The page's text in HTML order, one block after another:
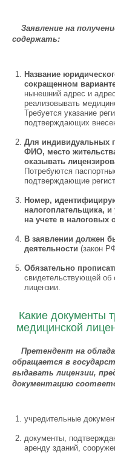
Заявление на
содержать:
Название
сокращенном
нынешний адрес и
реализовывать
Требуется указание
подтверждающих
Для индивидуальных
ФИО, место
оказывать
Потребуются
подтверждающие
Номер,
налогоплательщика,
на учете в налоговых
В заявлении должен
деятельности (закон
Обязательно
свидетельствующей об
лицензии.
Какие документы
медицинской
Претендент на
обращается в
выдавать лицензии,
документацию
учредительные
документы,
аренду зданий,